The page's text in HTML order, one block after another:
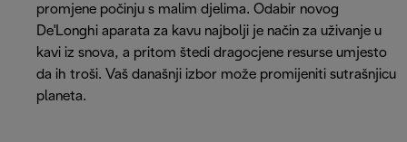
promjene počinju s malim djelima. Odabir novog
De'Longhi aparata za kavu najbolji je način za uživanje u
kavi iz snova, a pritom štedi dragocjene resurse umjesto
da ih troši. Vaš današnji izbor može promijeniti sutrašnjicu
planeta.